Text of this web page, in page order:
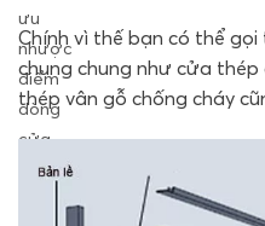
ưu
nhược
điểm
dòng
cửa
thép
Chính vì thế bạn có thể
chung chung như cửa
thép vân gỗ chống cháy